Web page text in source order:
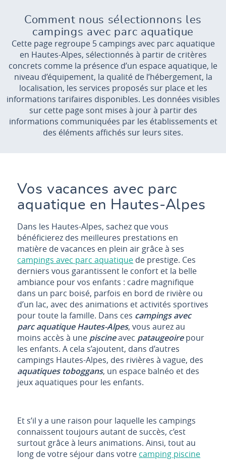
Vos vacances avec parc
aquatique en Hautes-Alpes
Dans les Hautes-Alpes, sachez que vous
bénéficierez des meilleures prestations en
matière de vacances en plein air grâce à ses
campings avec parc aquatique de prestige. Ces
derniers vous garantissent le confort et la belle
ambiance pour vos enfants : cadre magnifique
dans un parc boisé, parfois en bord de rivière ou
d’un lac, avec des animations et activités sportives
pour toute la famille. Dans ces campings avec
parc aquatique Hautes-Alpes, vous aurez au
moins accès à une piscineavec pataugeoirepour
les enfants. A cela s’ajoutent, dans d’autres
campings Hautes-Alpes, des rivières à vague, des
aquatiques toboggans, un espace balnéo et des
jeux aquatiques pour les enfants.
Et s’il y a une raison pour laquelle les campings
connaissent toujours autant de succès, c’est
surtout grâce à leurs animations. Ainsi, tout au
long de votre séjour dans votre camping piscine
Camping les Rives du lac
Avec son parc aquatique exceptionnel, incluant piscines
chauffées, bains à remous, pataugeoire et un immense
Aquaparc sur le lac
⭐ Note : 4.2/5 (sur 731 avis)
VEYNES, Hautes-Alpes , Provence-Alpes-Côte d'Azur
Dès400€/ semaine en location
Camping du Lac
Camping du Lac 4? à Curbans (Hautes-Alpes) : parc
aquatique avec structures multiples, 198 emplacements sur
5 Ha près du lac d
⭐ Note : 3.6/5 (sur 645 avis)
Curbans, Hautes-Alpes , Provence-Alpes-Côte d'Azur
Découvrir
Comment nous sélectionnons les
campings avec parc aquatique
Cette page regroupe 5 campings avec parc aquatique
en Hautes-Alpes, sélectionnés à partir de critères
concrets comme la présence d’un espace aquatique, le
niveau d’équipement, la qualité de l’hébergement, la
localisation, les services proposés sur place et les
informations tarifaires disponibles. Les données visibles
sur cette page sont mises à jour à partir des
informations communiquées par les établissements et
des éléments affichés sur leurs sites.